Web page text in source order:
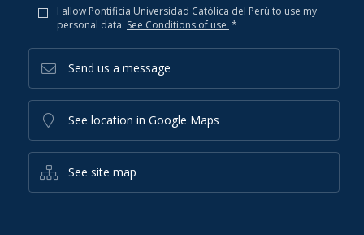
I allow Pontificia Universidad Católica del Perú to use my
personal data. See Conditions of use *
Send us a message
See location in Google Maps
See site map